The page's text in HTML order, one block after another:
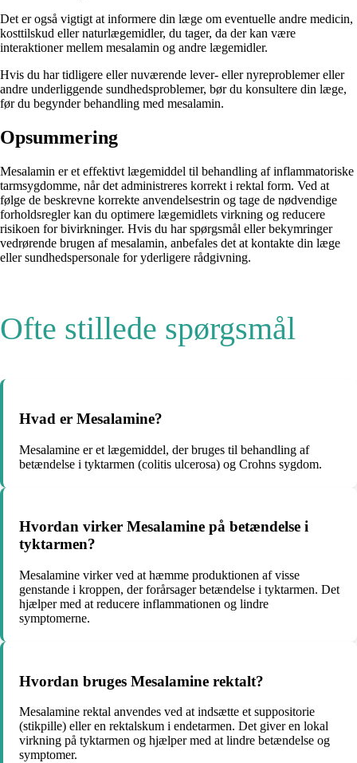
Det er også vigtigt at informere din læge om eventuelle andre medicin,
kosttilskud eller naturlægemidler, du tager, da der kan være
interaktioner mellem mesalamin og andre lægemidler.
Hvis du har tidligere eller nuværende lever- eller nyreproblemer eller
andre underliggende sundhedsproblemer, bør du konsultere din læge,
før du begynder behandling med mesalamin.
Opsummering
Mesalamin er et effektivt lægemiddel til behandling af inflammatoriske
tarmsygdomme, når det administreres korrekt i rektal form. Ved at
følge de beskrevne korrekte anvendelsestrin og tage de nødvendige
forholdsregler kan du optimere lægemidlets virkning og reducere
risikoen for bivirkninger. Hvis du har spørgsmål eller bekymringer
vedrørende brugen af mesalamin, anbefales det at kontakte din læge
eller sundhedspersonale for yderligere rådgivning.
Ofte stillede spørgsmål
Hvad er Mesalamine?
Mesalamine er et lægemiddel, der bruges til behandling af
betændelse i tyktarmen (colitis ulcerosa) og Crohns sygdom.
Hvordan virker Mesalamine på betændelse i
tyktarmen?
Mesalamine virker ved at hæmme produktionen af visse
genstande i kroppen, der forårsager betændelse i tyktarmen. Det
hjælper med at reducere inflammationen og lindre
symptomerne.
Hvordan bruges Mesalamine rektalt?
Mesalamine rektal anvendes ved at indsætte et suppositorie
(stikpille) eller en rektalskum i endetarmen. Det giver en lokal
virkning på tyktarmen og hjælper med at lindre betændelse og
symptomer.